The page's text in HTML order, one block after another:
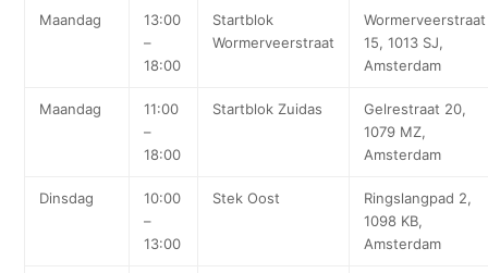
Maandag
13:00
–
18:00
Startblok
Wormerveerstraat
Wormerveerstraat
15, 1013 SJ,
Amsterdam
Maandag
11:00
–
18:00
Startblok Zuidas
Gelrestraat 20,
1079 MZ,
Amsterdam
Dinsdag
10:00
–
13:00
Stek Oost
Ringslangpad 2,
1098 KB,
Amsterdam